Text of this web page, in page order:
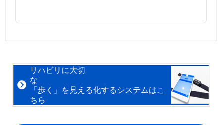
リハビリに大切
な
「歩く」を見える化するシステムはこ
ちら